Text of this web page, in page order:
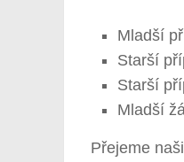
Mladší
Starší
Starší
Mladší
Přejeme